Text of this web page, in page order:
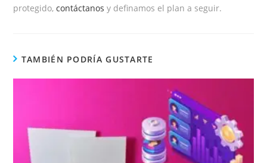
protegido,contáctanosy definamos el plan a seguir.
TAMBIÉN PODRÍA GUSTARTE